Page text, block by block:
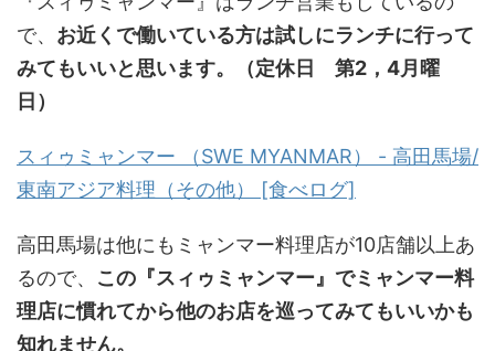
で、 お近くで働いている方は試しにランチに行って
みてもいいと思います。（定休日 第2，4月曜
日）
スィゥミャンマー （SWE MYANMAR） - 高田馬場/
東南アジア料理（その他） [食べログ]
高田馬場は他にもミャンマー料理店が10店舗以上あ
るので、 この『スィゥミャンマー』でミャンマー料
理店に慣れてから他のお店を巡ってみてもいいかも
知れません。